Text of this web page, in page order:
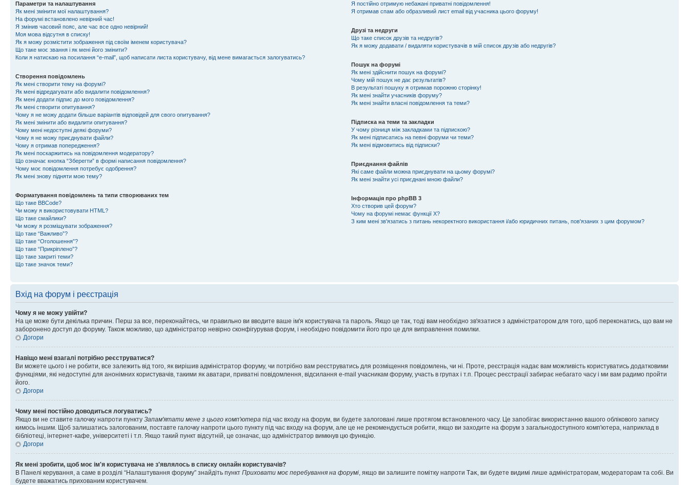
Параметри та налаштування
Як мені змінити мої налаштування?
На форумі встановлено невірний час!
Я змінив часовий пояс, але час все одно невірний!
Моя мова відсутня в списку!
Як я можу розмістити зображення під своїм іменем користувача?
Що таке моє звання і як мені його змінити?
Коли я натискаю на посилання “e-mail”, щоб написати листа користувачу, від мене вимагається залогуватись?
Створення повідомлень
Як мені створити тему на форумі?
Як мені відредагувати або видалити повідомлення?
Як мені додати підпис до мого повідомлення?
Як мені створити опитування?
Чому я не можу додати більше варіантів відповідей для свого опитування?
Як мені змінити або видалити опитування?
Чому мені недоступні деякі форуми?
Чому я не можу приєднувати файли?
Чому я отримав попередження?
Як мені поскаржитись на повідомлення модератору?
Що означає кнопка “Зберегти” в формі написання повідомлення?
Чому моє повідомлення потребує одобрення?
Як мені знову підняти мою тему?
Форматування повідомлень та типи створюваних тем
Що таке BBCode?
Чи можу я використовувати HTML?
Що таке смайлики?
Чи можу я розміщувати зображення?
Що таке “Важливо”?
Що таке “Оголошення”?
Що таке “Прикріплено”?
Що таке закриті теми?
Що таке значок теми?
Я постійно отримую небажані приватні повідомлення!
Я отримав спам або образливий лист email від учасника цього форуму!
Друзі та недруги
Що таке список друзів та недругів?
Як я можу додавати / видаляти користувачів в мій список друзів або недругів?
Пошук на форумі
Як мені здійснити пошук на форумі?
Чому мій пошук не дає результатів?
В результаті пошуку я отримав порожню сторінку!
Як мені знайти учасників форуму?
Як мені знайти власні повідомлення та теми?
Підписка на теми та закладки
У чому різниця між закладками та підпискою?
Як мені підписатись на певні форуми чи теми?
Як мені відмовитись від підписки?
Приєднання файлів
Які саме файли можна приєднувати на цьому форумі?
Як мені знайти усі приєднані мною файли?
Інформація про phpBB 3
Хто створив цей форум?
Чому на форумі немає функції X?
З ким мені зв'язатись з питань некоректного використання і/або юридичних питань, пов'язаних з цим форумом?
Вхід на форум і реєстрація
Чому я не можу увійти?
На це може бути декілька причин. Перш за все, переконайтесь, чи правильно ви вводите ваше ім'я користувача та пароль. Якщо це так, тоді вам необхідно зв'язатися з адміністратором для того, щоб переконатись, що вам не
заборонено доступ до форуму. Також можливо, що адміністратор невірно сконфігурував форум, і необхідно повідомити його про це для виправлення помилки.
Догори
Навіщо мені взагалі потрібно реєструватися?
Ви можете цього і не робити, все залежить від того, як вирішив адміністратор форуму, чи потрібно вам реєструватись для розміщення повідомлень, чи ні. Проте, реєстрація надає вам можливість користуватись додатковими
функціями, які недоступні для анонімних користувачів, такими як аватари, приватні повідомлення, відсилання e-mail учасникам форуму, участь в групах і т.п. Процес реєстрації забирає небагато часу і ми вам радимо пройти
його.
Догори
Чому мені постійно доводиться логуватись?
Якщо ви не ставите галочку напроти пункту Запам'ятати мене з цього комп'ютера під час входу на форум, ви будете залоговані лише протягом встановленого часу. Це запобігає використанню вашого облікового запису
кимось іншим. Щоб залишатись залогованим, поставте галочку напроти цього пункту під час входу на форум, але це не рекомендується робити, якщо ви заходите на форум з загальнодоступного комп'ютера, наприклад в
бібліотеці, інтернет-кафе, університеті і т.п. Якщо такий пункт відсутній, це означає, що адміністратор вимкнув цю функцію.
Догори
Як мені зробити, щоб моє ім'я користувача не з'являлось в списку онлайн користувачів?
В Панелі керування, а саме в розділі “Налаштування форуму” знайдіть пункт Приховати моє перебування на форумі, якщо ви залишите помітку напроти Так, ви будете видимі лише адміністраторам, модераторам та собі. Ви
будете вважатись прихованим користувачем.